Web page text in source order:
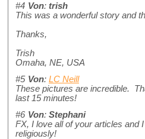
#4 Von: trish
This was a wonderful story and
Thanks,
Trish
Omaha, NE, USA
#5 Von: LC Neill
These pictures are incredible.
last 15 minutes!
#6 Von: Stephani
FX, I love all of your articles and
religiously!